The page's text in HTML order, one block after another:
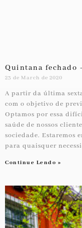
Quintana fechado
23 de March de 2020
A partir da última
com o objetivo de
Optamos por essa
saúde de nossos
sociedade. Estaremos
para quaisquer
Continue Lendo »